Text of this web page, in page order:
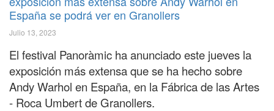
España se podrá ver en Granollers
Julio 13, 2023
El festival Panoràmic ha anunciado este jueves la
exposición más extensa que se ha hecho sobre
Andy Warhol en España, en la Fábrica de las Artes
- Roca Umbert de Granollers.